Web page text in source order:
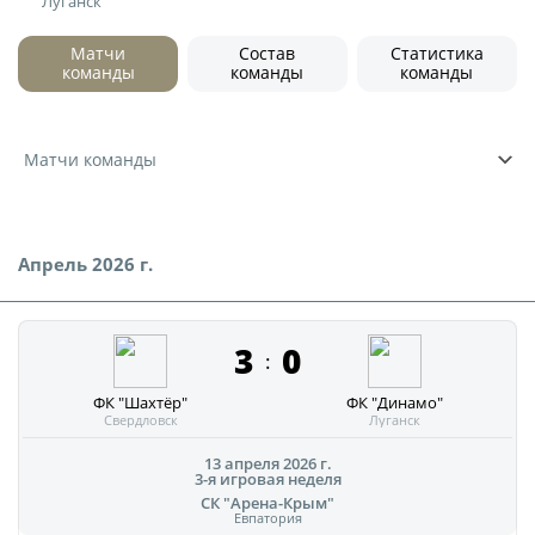
Новости
О турнире
Кубок Объединенного Чемпионата по
футболу "Содружество"
Турнирные таблицы
Статистика
Команды
Дисквалификации
Новости
О турнире
Бухгалтерия
Служба безопасности
Отдел информационных технологий
Инспекторско-судейский комитет
Контрольно-дисциплинарный комитет
Учредительные документы
Регламентирующие документы
Матчи
команды
Состав
команды
Статистика
команды
Матчи команды
Апрель 2026 г.
ФК "Шахтёр"
Свердловск
ФК "Динамо"
Луганск
3 : 0
13 апреля 2026 г.
3-я игровая неделя
СК "Арена-Крым"
Евпатория